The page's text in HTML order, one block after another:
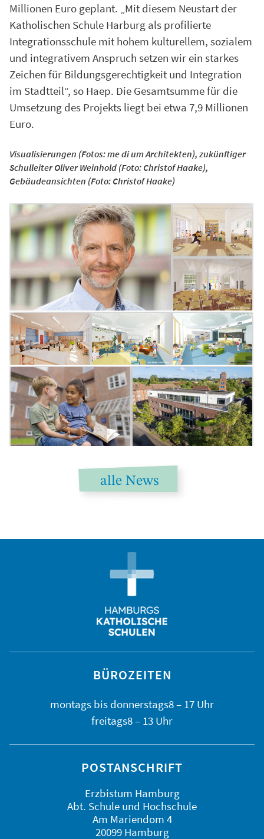
Millionen Euro geplant. „Mit diesem Neustart der
Katholischen Schule Harburg als profilierte
Integrationsschule mit hohem kulturellem, sozialem
und integrativem Anspruch setzen wir ein starkes
Zeichen für Bildungsgerechtigkeit und Integration
im Stadtteil“, so Haep. Die Gesamtsumme für die
Umsetzung des Projekts liegt bei etwa 7,9 Millionen
Euro.
Visualisierungen (Fotos: me di um Architekten), zukünftiger
Schulleiter Oliver Weinhold (Foto: Christof Haake),
Gebäudeansichten (Foto: Christof Haake)
alle News
BÜROZEITEN
montags bis donnerstags8 – 17 Uhr
freitags8 – 13 Uhr
POSTANSCHRIFT
Erzbistum Hamburg
Abt. Schule und Hochschule
Am Mariendom 4
20099 Hamburg